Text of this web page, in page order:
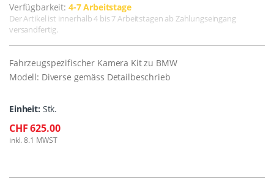
Verfügbarkeit: 4-7 Arbeitstage
Der Artikel ist innerhalb 4 bis 7 Arbeitstagen ab Zahlungseingang
versandfertig.
Fahrzeugspezifischer Kamera Kit zu BMW
Modell: Diverse gemäss Detailbeschrieb
Einheit: Stk.
CHF 625.00
inkl. 8.1 MWST